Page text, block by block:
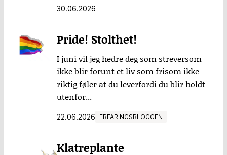
30.06.2026
Pride! Stolthet!
I juni vil jeg hedre deg som streversom
ikke blir forunt et liv som frisom ikke
riktig føler at du leverfordi du blir holdt
utenfor...
22.06.2026 ERFARINGSBLOGGEN
Klatreplante